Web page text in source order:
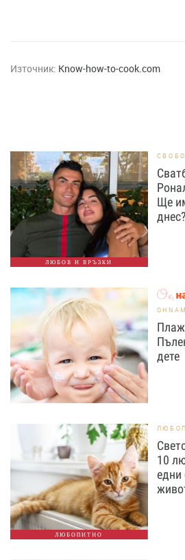
Източник: Know-how-to-cook.com
ЛЮБОВ И ВРЪЗКИ
Ще
днес?
дете
ЛЮБОПИТНО
10
едни